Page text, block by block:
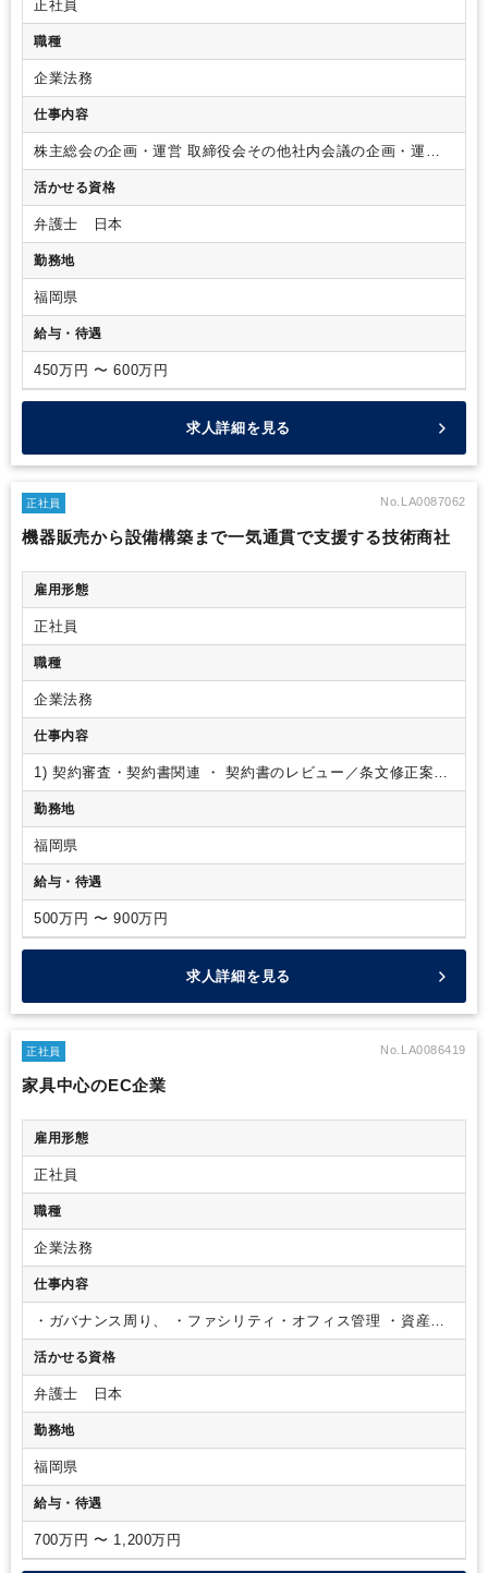
正社員
職種
企業法務
仕事内容
株主総会の企画・運営 取締役会その他社内会議の企画・運営
コーポレートガバナンス・コード対応プロジェクトの提案、
推進株式事務
活かせる資格
弁護士 日本
勤務地
福岡県
給与・待遇
450万円 〜 600万円
求人詳細を見る
正社員 No.LA0087062
機器販売から設備構築まで一気通貫で支援する技術商社
雇用形態
正社員
職種
企業法務
仕事内容
1) 契約審査・契約書関連 ・ 契約書のレビュー／条文修正案の
提示 ・売買・請負・業務委託・秘密保持（NDA)など・リスク
論点の整理と社内説明
の運用
プライアンス体制・規程の運用支援
発・通報・相談窓口の運用
取引”判定・建設業法対応 【業務に関する変更の範囲】事業
や所属部門の状況の変化等により、会社の指示する職務内容へ
変更することがあります
勤務地
福岡県
給与・待遇
500万円 〜 900万円
求人詳細を見る
正社員 No.LA0086419
家具中心のEC企業
雇用形態
正社員
職種
企業法務
仕事内容
・ガバナンス周り、 ・ファシリティ・オフィス管理
・資産・
備品管理・BCP・災害等・メンバーマネジメント（法務相
談、庶務業務（来客・備品管理）） など
活かせる資格
弁護士 日本
勤務地
福岡県
給与・待遇
700万円 〜 1,200万円